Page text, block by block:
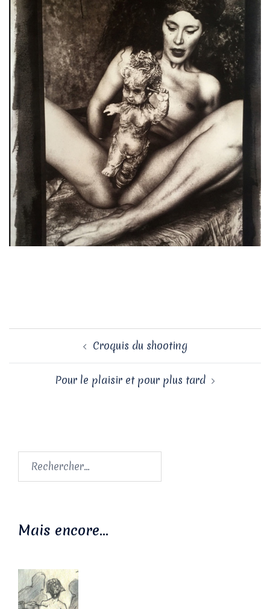
Navigation Croquis du shooting
Pour le plaisir et pour plus tard
Rechercher :
Mais encore…